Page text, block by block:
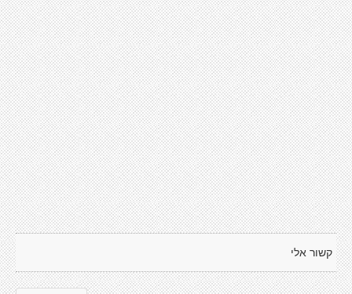
קשור אלי